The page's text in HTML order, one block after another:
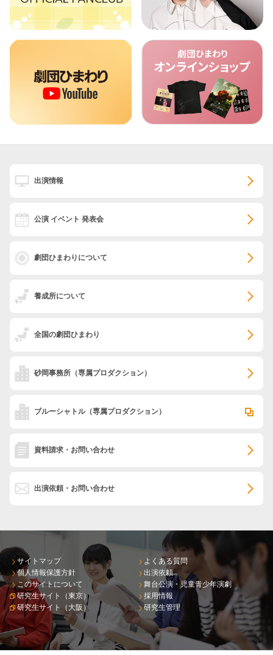
出演情報
公演 イベント 発表会
劇団ひまわりについて
養成所について
全国の劇団ひまわり
砂岡事務所 （専属プロダクション）
ブルーシャトル（専属プロダクション）
資料請求・お問い合わせ
出演依頼・お問い合わせ
サイトマップ
個人情報保護方針
このサイトについて
研究生サイト（東京）
研究生サイト（大阪）
よくある質問
出演依頼
舞台公演・児童青少年演劇
採用情報
研究生管理